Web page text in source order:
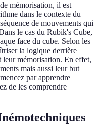
mémorisation, il est
dans le contexte du
de mouvements qui
le cas du Rubik's Cube,
face du cube. Selon les
la logique derrière
mémorisation. En effet,
mais aussi leur but
par apprendre
de les comprendre